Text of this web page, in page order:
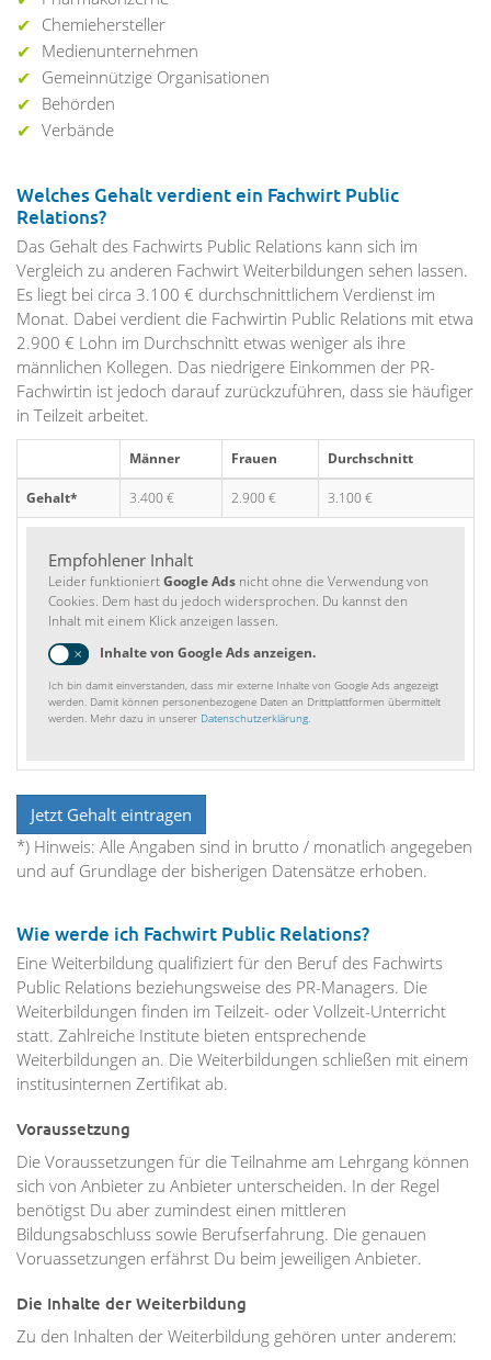
Chemiehersteller
Medienunternehmen
Gemeinnützige Organisationen
Behörden
Verbände
Welches Gehalt verdient ein Fachwirt Public
Relations?
Das Gehalt des Fachwirts Public Relations kann sich im
Vergleich zu anderen Fachwirt Weiterbildungen sehen lassen.
Es liegt bei circa 3.100 € durchschnittlichem Verdienst im
Monat. Dabei verdient die Fachwirtin Public Relations mit etwa
2.900 € Lohn im Durchschnitt etwas weniger als ihre
männlichen Kollegen. Das niedrigere Einkommen der PR-
Fachwirtin ist jedoch darauf zurückzuführen, dass sie häufiger
in Teilzeit arbeitet.
Männer Frauen Durchschnitt
Gehalt* 3.400 € 2.900 € 3.100 €
Empfohlener Inhalt
Leider funktioniertGoogle Ads nicht ohne die Verwendung von
Cookies. Dem hast du jedoch widersprochen. Du kannst den
Inhalt mit einem Klick anzeigen lassen.
Inhalte von Google Ads anzeigen.
Ich bin damit einverstanden, dass mir externe Inhalte von Google Ads angezeigt
werden. Damit können personenbezogene Daten an Drittplattformen übermittelt
werden. Mehr dazu in unserer Datenschutzerklärung.
*) Hinweis: Alle Angaben sind in brutto / monatlich angegeben
und auf Grundlage der bisherigen Datensätze erhoben.
Wie werde ich Fachwirt Public Relations?
Eine Weiterbildung qualifiziert für den Beruf des Fachwirts
Public Relations beziehungsweise des PR-Managers. Die
Weiterbildungen finden im Teilzeit- oder Vollzeit-Unterricht
statt. Zahlreiche Institute bieten entsprechende
Weiterbildungen an. Die Weiterbildungen schließen mit einem
institusinternen Zertifikat ab.
Voraussetzung
Die Voraussetzungen für die Teilnahme am Lehrgang können
sich von Anbieter zu Anbieter unterscheiden. In der Regel
benötigst Du aber zumindest einen mittleren
Bildungsabschluss sowie Berufserfahrung. Die genauen
Voruassetzungen erfährst Du beim jeweiligen Anbieter.
Die Inhalte der Weiterbildung
Zu den Inhalten der Weiterbildung gehören unter anderem: